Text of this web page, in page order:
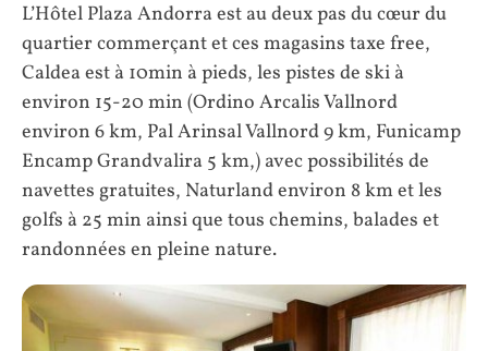
L’Hôtel Plaza Andorra est au deux pas du cœur du
quartier commerçant et ces magasins taxe free,
Caldea est à 10min à pieds, les pistes de ski à
environ 15-20 min (Ordino Arcalis Vallnord
environ 6 km, Pal Arinsal Vallnord 9 km, Funicamp
Encamp Grandvalira 5 km,) avec possibilités de
navettes gratuites, Naturland environ 8 km et les
golfs à 25 min ainsi que tous chemins, balades et
randonnées en pleine nature.